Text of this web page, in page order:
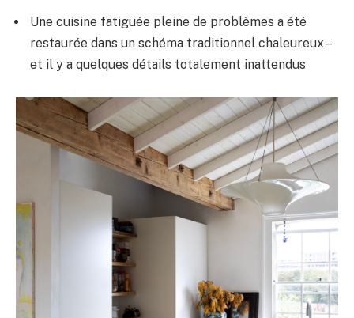
Une cuisine fatiguée pleine de problèmes a été
restaurée dans un schéma traditionnel chaleureux –
et il y a quelques détails totalement inattendus